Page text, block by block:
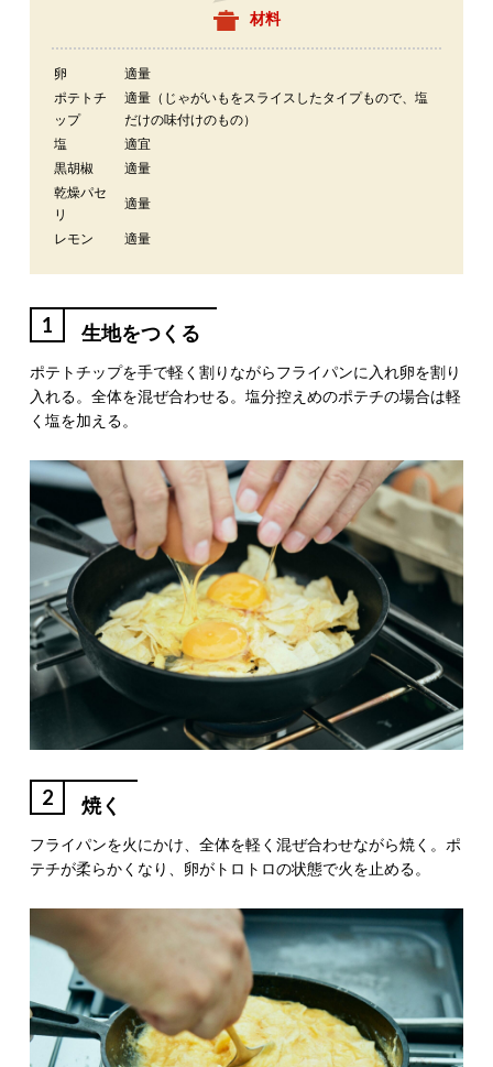
材料
卵
適量
ポテトチ
ップ
適量（じゃがいもをスライスしたタイプもので、塩
だけの味付けのもの）
塩
適宜
黒胡椒
適量
乾燥パセ
リ
適量
レモン 適量
1 生地をつくる
ポテトチップを手で軽く割りながらフライパンに入れ卵を割り
入れる。全体を混ぜ合わせる。塩分控えめのポテチの場合は軽
く塩を加える。
2 焼く
フライパンを火にかけ、全体を軽く混ぜ合わせながら焼く。ポ
テチが柔らかくなり、卵がトロトロの状態で火を止める。